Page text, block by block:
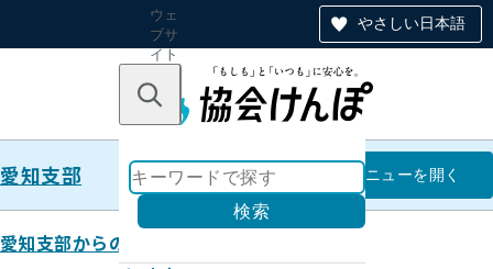
やさしい日本語
ウェ
ブサ
イト
のナ
ン
キーワードで探す
検索
愛知支部 愛知支部
メニューを開く
愛知支部からのお知らせ